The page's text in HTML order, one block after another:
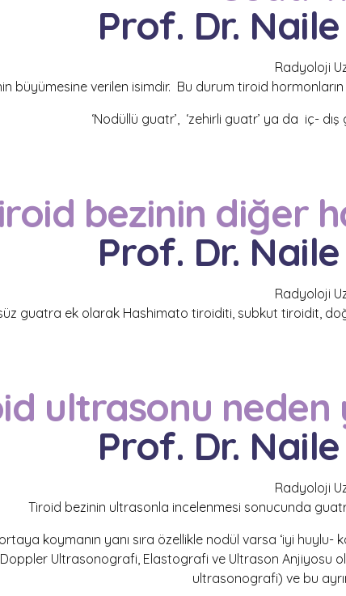
Prof. Dr.
Radyoloji
büyümesine verilen isimdir. Bu durum tiroid
‘Nodüllü guatr’, ‘zehirli guatr’ ya da iç- dış
bezinin diğer
Prof. Dr.
Radyoloji
guatra ek olarak Hashimato tiroiditi, subkut tiroidit,
ultrasonu neden
Prof. Dr.
Radyoloji
Tiroid bezinin ultrasonla incelenmesi sonucunda
koymanın yanı sıra özellikle nodül varsa ‘iyi huylu-
Ultrasonografi, Elastografi ve Ultrason Anjiyosu
ultrasonografi) ve bu